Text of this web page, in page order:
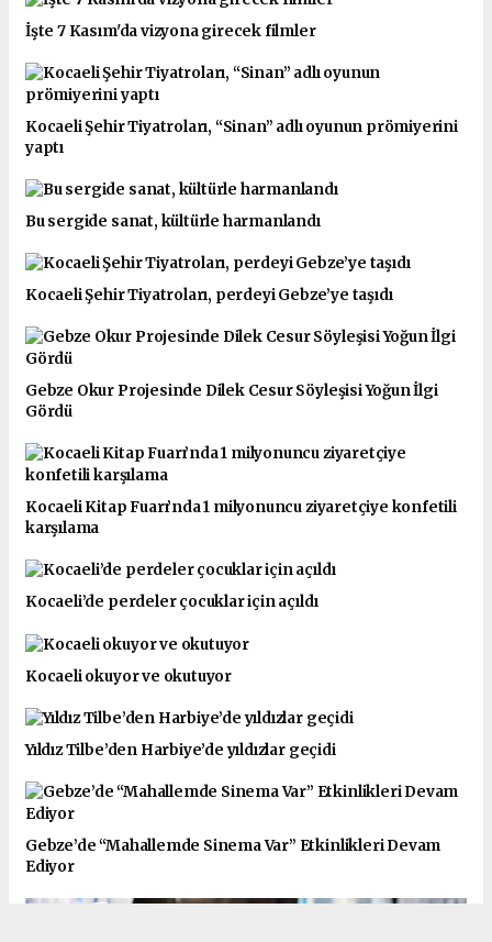
İşte 7 Kasım'da vizyona girecek filmler
Kocaeli Şehir Tiyatroları, “Sinan” adlı oyunun prömiyerini
yaptı
Bu sergide sanat, kültürle harmanlandı
Kocaeli Şehir Tiyatroları, perdeyi Gebze’ye taşıdı
Gebze Okur Projesinde Dilek Cesur Söyleşisi Yoğun İlgi
Gördü
Kocaeli Kitap Fuarı’nda 1 milyonuncu ziyaretçiye konfetili
karşılama
Kocaeli’de perdeler çocuklar için açıldı
Kocaeli okuyor ve okutuyor
Yıldız Tilbe’den Harbiye’de yıldızlar geçidi
Gebze’de “Mahallemde Sinema Var” Etkinlikleri Devam
Ediyor